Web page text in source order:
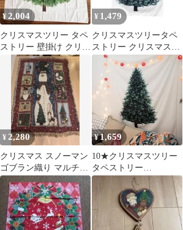
¥2,004
クリスマスツリー タペ
ストリー 壁掛け クリス
マス 飾り ツリー
¥ 1,479
クリスマスツリータペ
ストリー クリスマスツ
リー タペストリー もみ
¥ 2,280
クリスマス スノーマン
ゴブラン織り マルチカ
バー 大判 ラグ タペス
トリー
¥1,659
10★クリスマスツリー
タペストリー
【75*150cm】 もみの木
北欧 壁掛け